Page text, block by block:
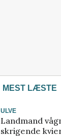
MEST LÆSTE
ULVE
Landmand
skrigende